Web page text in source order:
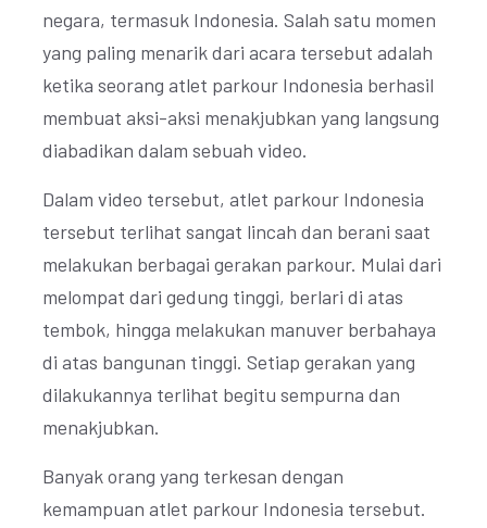
negara, termasuk Indonesia. Salah satu momen
yang paling menarik dari acara tersebut adalah
ketika seorang atlet parkour Indonesia berhasil
membuat aksi-aksi menakjubkan yang langsung
diabadikan dalam sebuah video.
Dalam video tersebut, atlet parkour Indonesia
tersebut terlihat sangat lincah dan berani saat
melakukan berbagai gerakan parkour. Mulai dari
melompat dari gedung tinggi, berlari di atas
tembok, hingga melakukan manuver berbahaya
di atas bangunan tinggi. Setiap gerakan yang
dilakukannya terlihat begitu sempurna dan
menakjubkan.
Banyak orang yang terkesan dengan
kemampuan atlet parkour Indonesia tersebut.